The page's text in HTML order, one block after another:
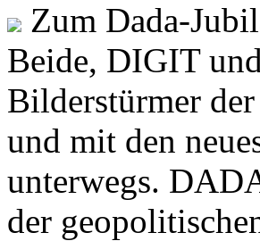
Zum Dada-
Beide, DIGIT
Bilderstürmer
und mit den
unterwegs.
der